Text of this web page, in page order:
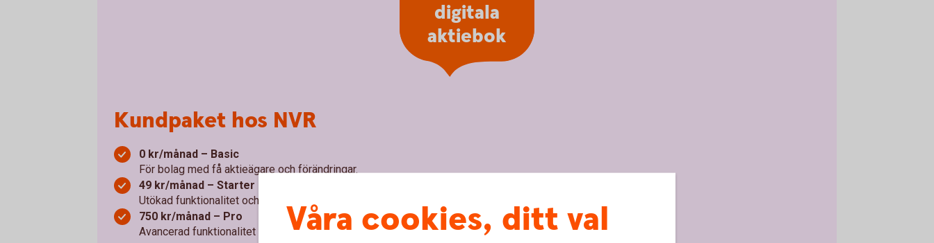
Kundpaket hos NVR
0 kr/månad – Basic
För bolag med få aktieägare och förändringar.
49 kr/månad – Starter
Utökad funktionalitet och insyn av ägardata med möjlighet till extra användare.
750 kr/månad – Pro
Avancerad funktionalitet med möjlighet till skräddarsydda tillägg och anpassningar.
digitala
aktiebok
Våra cookies, ditt val